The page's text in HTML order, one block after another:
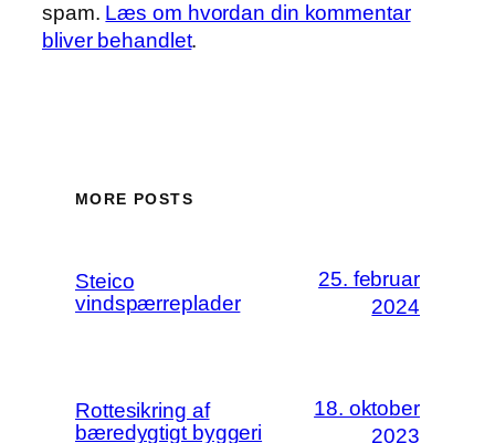
spam. Læs om hvordan din kommentar
bliver behandlet.
MORE POSTS
Steico
vindspærreplader
25. februar
2024
Rottesikring af
bæredygtigt byggeri
18. oktober
2023